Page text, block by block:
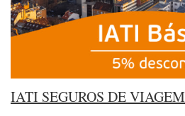
IATI SEGUROS DE VIAGEM